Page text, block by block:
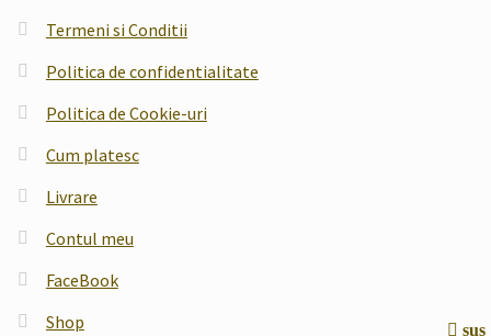
Termeni si Conditii
Politica de confidentialitate
Politica de Cookie-uri
Cum platesc
Livrare
Contul meu
FaceBook
Shop
sus